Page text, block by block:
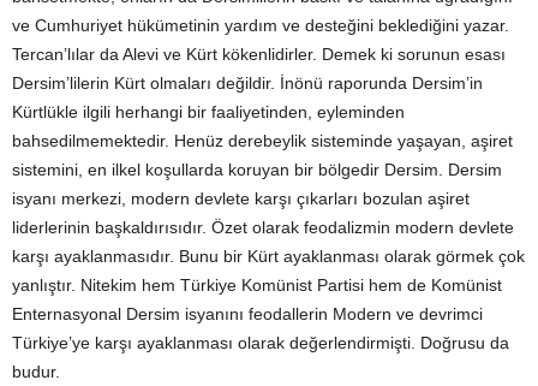
ve Cumhuriyet hükümetinin yardım ve desteğini beklediğini yazar.
Tercan’lılar da Alevi ve Kürt kökenlidirler. Demek ki sorunun esası
Dersim’lilerin Kürt olmaları değildir. İnönü raporunda Dersim’in
Kürtlükle ilgili herhangi bir faaliyetinden, eyleminden
bahsedilmemektedir. Henüz derebeylik sisteminde yaşayan, aşiret
sistemini, en ilkel koşullarda koruyan bir bölgedir Dersim. Dersim
isyanı merkezi, modern devlete karşı çıkarları bozulan aşiret
liderlerinin başkaldırısıdır. Özet olarak feodalizmin modern devlete
karşı ayaklanmasıdır. Bunu bir Kürt ayaklanması olarak görmek çok
yanlıştır. Nitekim hem Türkiye Komünist Partisi hem de Komünist
Enternasyonal Dersim isyanını feodallerin Modern ve devrimci
Türkiye’ye karşı ayaklanması olarak değerlendirmişti. Doğrusu da
budur.